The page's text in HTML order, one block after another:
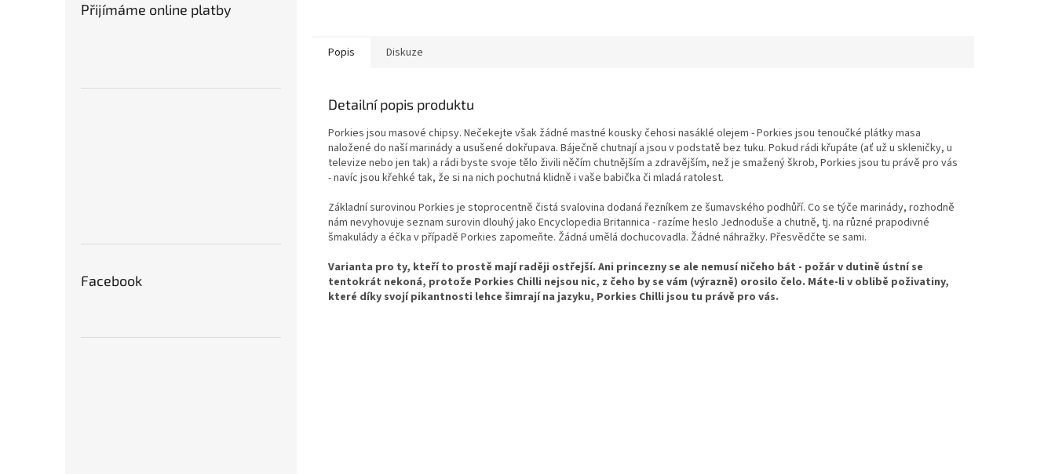
Přijímáme online platby
Facebook
Popis Diskuze
Detailní popis produktu
Porkies jsou masové chipsy. Nečekejte však žádné mastné kousky čehosi nasáklé olejem - Porkies jsou tenoučké plátky masa
naložené do naší marinády a usušené dokřupava. Báječně chutnají a jsou v podstatě bez tuku. Pokud rádi křupáte (ať už u skleničky, u
televize nebo jen tak) a rádi byste svoje tělo živili něčím chutnějším a zdravějším, než je smažený škrob, Porkies jsou tu právě pro vás
- navíc jsou křehké tak, že si na nich pochutná klidně i vaše babička či mladá ratolest.
Základní surovinou Porkies je stoprocentně čistá svalovina dodaná řezníkem ze šumavského podhůří. Co se týče marinády, rozhodně
nám nevyhovuje seznam surovin dlouhý jako Encyclopedia Britannica - razíme heslo Jednoduše a chutně, tj. na různé prapodivné
šmakulády a éčka v případě Porkies zapomeňte. Žádná umělá dochucovadla. Žádné náhražky. Přesvědčte se sami.
Varianta pro ty, kteří to prostě mají raději ostřejší. Ani princezny se ale nemusí ničeho bát - požár v dutině ústní se
tentokrát nekoná, protože Porkies Chilli nejsou nic, z čeho by se vám (výrazně) orosilo čelo. Máte-li v oblibě poživatiny,
které díky svojí pikantnosti lehce šimrají na jazyku, Porkies Chilli jsou tu právě pro vás.